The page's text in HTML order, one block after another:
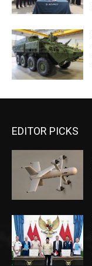
EDITOR PICKS